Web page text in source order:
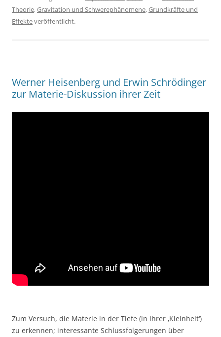
Theorie,Gravitation und Schwerephänomene,Grundkräfte und
Effekteveröffentlicht.
Werner Heisenberg und Erwin Schrödinger
zur Materie-Diskussion ihrer Zeit
Zum Versuch, die Materie in der Tiefe (in ihrer ‚Kleinheit‘)
zu erkennen; interessante Schlussfolgerungen über